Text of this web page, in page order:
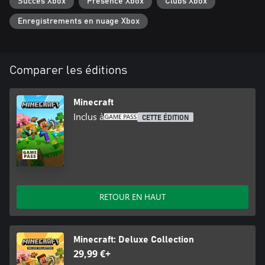
Fantastique ou Simple si plusieurs joueurs rejoignent localement.
Enregistrements en nuage Xbox
Comparer les éditions
Minecraft
Inclus à CETTE ÉDITION
RETOUR EN HAUT
Minecraft: Deluxe Collection
29,99 €+